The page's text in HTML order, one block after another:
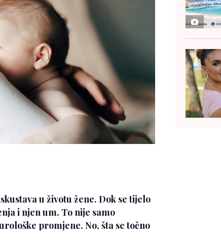
u životu žene. Dok se tijelo
i njen um. To nije samo
promjene. No, šta se točno